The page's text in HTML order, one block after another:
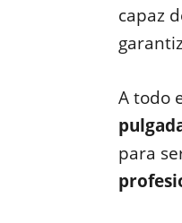
capaz
A todo
para